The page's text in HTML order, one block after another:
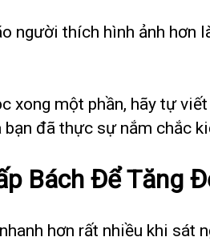
người thích hình ảnh hơn
xong một phần, hãy tự
đã thực sự nắm chắc
Bách Để Tăng
hơn rất nhiều khi